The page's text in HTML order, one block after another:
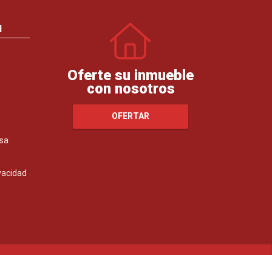
Oferte su inmueble
con nosotros
OFERTAR